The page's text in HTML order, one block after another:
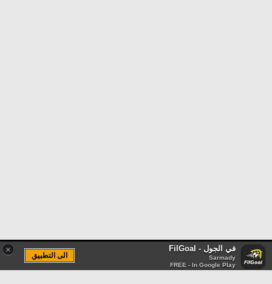
× في الجول - FilGoal
Sarmady
FREE - In Google Play
الى التطبيق